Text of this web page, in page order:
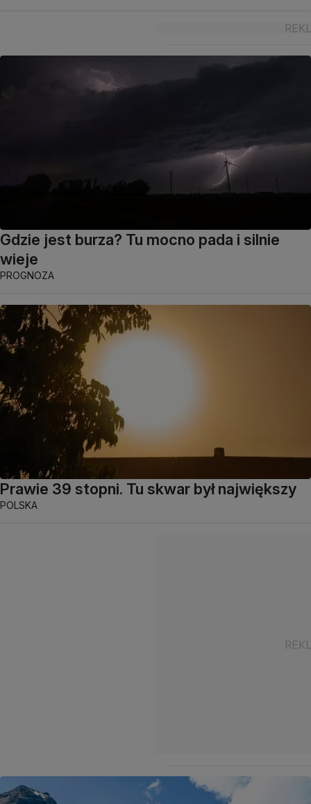
Gdzie jest burza? Tu mocno pada i silnie
wieje
PROGNOZA
Prawie 39 stopni. Tu skwar był największy
POLSKA